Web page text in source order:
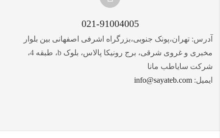
021-91004005
آدرس: تهران،پونک جنوبی،بزرگراه اشرفی اصفهانی بین بلوار
مخبری و غروی شرقی، برج رونیکا پالاس، بلوک b، طبقه 4،
شرکت سایاطب مانا
ایمیل: info@sayateb.com